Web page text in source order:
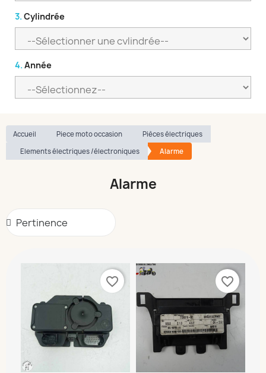
3. Cylindrée
4. Année
Accueil Piece moto occasion
Pièces électriques
Elements électriques /électroniques
Alarme
Alarme
favorite_border favorite_border